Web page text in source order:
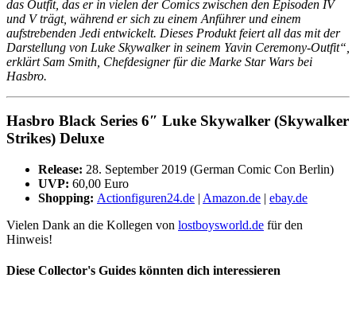
das Outfit, das er in vielen der Comics zwischen den Episoden IV
und V trägt, während er sich zu einem Anführer und einem
aufstrebenden Jedi entwickelt. Dieses Produkt feiert all das mit der
Darstellung von Luke Skywalker in seinem Yavin Ceremony-Outfit“,
erklärt Sam Smith, Chefdesigner für die Marke Star Wars bei
Hasbro.
Hasbro Black Series 6″ Luke Skywalker (Skywalker
Strikes) Deluxe
Release: 28. September 2019 (German Comic Con Berlin)
UVP: 60,00 Euro
Shopping: Actionfiguren24.de | Amazon.de | ebay.de
Vielen Dank an die Kollegen von lostboysworld.de für den
Hinweis!
Diese Collector's Guides könnten dich interessieren